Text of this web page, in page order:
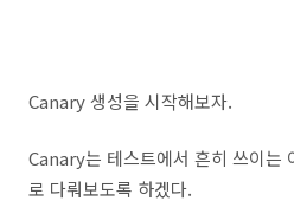
Canary 생성을 시작해보자.
Canary는 테스트에서 흔히 쓰이는
로 다뤄보도록 하겠다.